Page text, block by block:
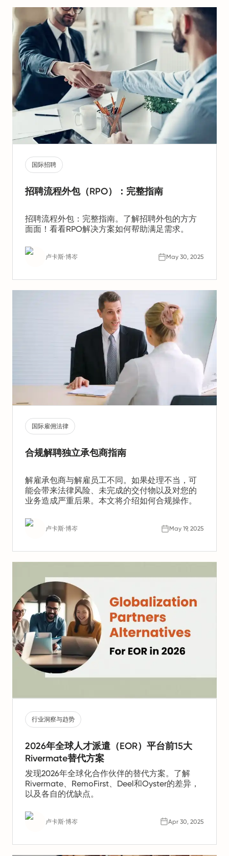
的集成等挑战。本指南旨在解答评估阶段的关键
问题，帮助企业找到最适合其国际扩展的全球薪
酬解决方案。
国际招聘
招聘流程外包（RPO）：完整指南
招聘流程外包：完整指南。了解招聘外包的方方
面面！看看RPO解决方案如何帮助满足需求。
卢卡斯·博岑 May 30, 2025
国际雇佣法律
合规解聘独立承包商指南
解雇承包商与解雇员工不同。如果处理不当，可
能会带来法律风险、未完成的交付物以及对您的
业务造成严重后果。本文将介绍如何合规操作。
卢卡斯·博岑 May 19, 2025
行业洞察与趋势
2026年全球人才派遣（EOR）平台前15大
Rivermate替代方案
发现2026年全球化合作伙伴的替代方案。了解
Rivermate、RemoFirst、Deel和Oyster的差异，
以及各自的优缺点。
卢卡斯·博岑 Apr 30, 2025